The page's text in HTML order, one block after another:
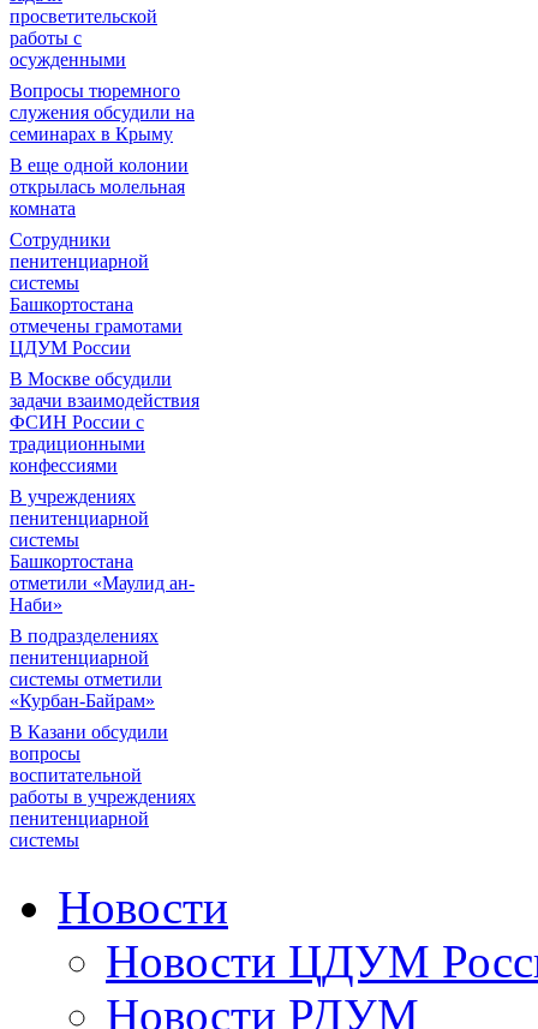
просветительской
работы с
осужденными
Вопросы тюремного
служения обсудили на
семинарах в Крыму
В еще одной колонии
открылась молельная
комната
Сотрудники
пенитенциарной
системы
Башкортостана
отмечены грамотами
ЦДУМ России
В Москве обсудили
задачи взаимодействия
ФСИН России с
традиционными
конфессиями
В учреждениях
пенитенциарной
системы
Башкортостана
отметили «Маулид ан-
Наби»
В подразделениях
пенитенциарной
системы отметили
«Курбан-Байрам»
В Казани обсудили
вопросы
воспитательной
работы в учреждениях
пенитенциарной
системы
Новости
Новости ЦДУМ
Новости РДУМ